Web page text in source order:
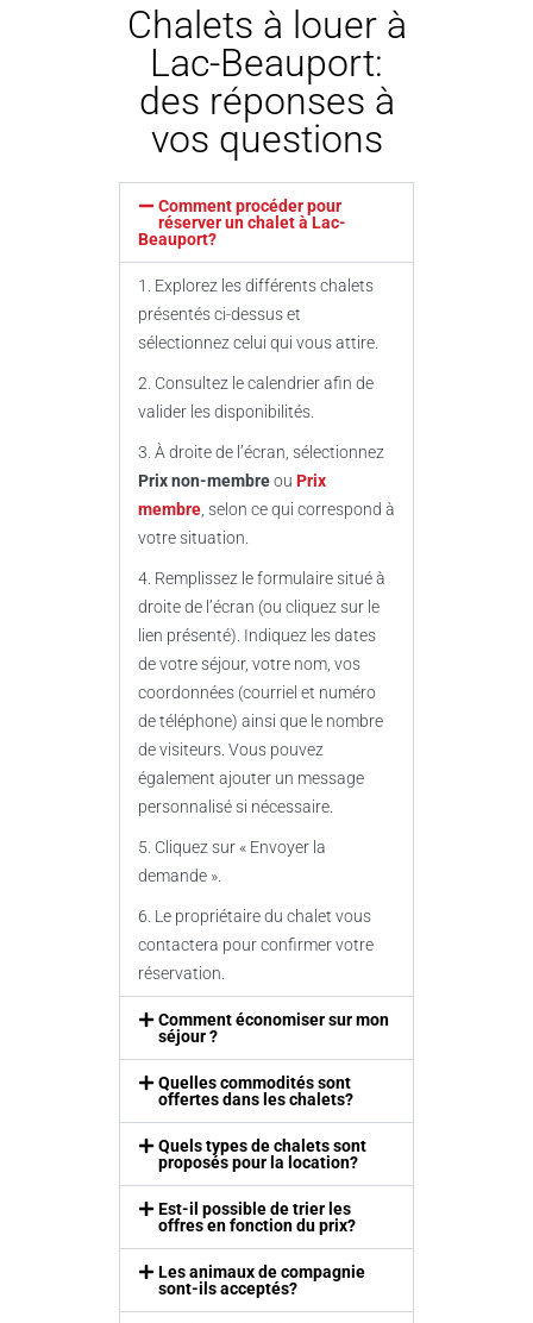
Chalets à louer à
Lac-Beauport:
des réponses à
vos questions
Comment procéder pour
réserver un chalet à Lac-
Beauport?
1. Explorez les différents chalets
présentés ci-dessus et
sélectionnez celui qui vous attire.
2. Consultez le calendrier afin de
valider les disponibilités.
3. À droite de l’écran, sélectionnez
Prix non-membreou Prix
membre , selon ce qui correspond à
votre situation.
4. Remplissez le formulaire situé à
droite de l’écran (ou cliquez sur le
lien présenté). Indiquez les dates
de votre séjour, votre nom, vos
coordonnées (courriel et numéro
de téléphone) ainsi que le nombre
de visiteurs. Vous pouvez
également ajouter un message
personnalisé si nécessaire.
5. Cliquez sur « Envoyer la
demande ».
6. Le propriétaire du chalet vous
contactera pour confirmer votre
réservation.
Comment économiser sur mon
séjour ?
Quelles commodités sont
offertes dans les chalets?
Quels types de chalets sont
proposés pour la location?
Est-il possible de trier les
offres en fonction du prix?
Les animaux de compagnie
sont-ils acceptés?